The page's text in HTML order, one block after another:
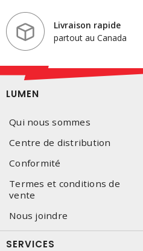
Livraison rapide
partout au Canada
LUMEN
Qui nous sommes
Centre de distribution
Conformité
Termes et conditions de
vente
Nous joindre
SERVICES